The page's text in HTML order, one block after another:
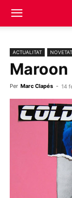
ACTUALITAT
Per Marc Clapés - 14